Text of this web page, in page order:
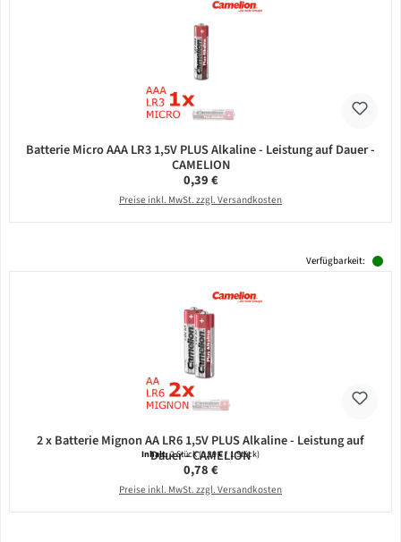
Batterie Micro AAA LR3 1,5V PLUS Alkaline - Leistung auf Dauer -
CAMELION
Regulärer Preis:
0,39 €
Preise inkl. MwSt. zzgl. Versandkosten
Verfügbarkeit:
2 x Batterie Mignon AA LR6 1,5V PLUS Alkaline - Leistung auf
Dauer - CAMELION
Inhalt:2 Stück(0,39 € / 1 Stück)
Regulärer Preis:
0,78 €
Preise inkl. MwSt. zzgl. Versandkosten